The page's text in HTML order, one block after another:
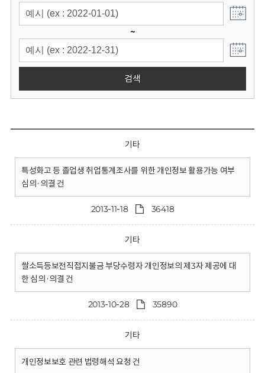
~
검색
기타
특성화고 등 졸업생 취업통계조사를 위한 개인정보 활용가능 여부
심의·의결 건
2013-11-18 36418
기타
쌀소득등보전직접지불금 부당수령자 개인정보의 제3자 제공에 대
한 심의·의결 건
2013-10-28 35890
기타
개인정보보호 관련 법령해석 요청 건